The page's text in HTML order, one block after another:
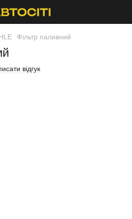
Фільтр паливний
відгук